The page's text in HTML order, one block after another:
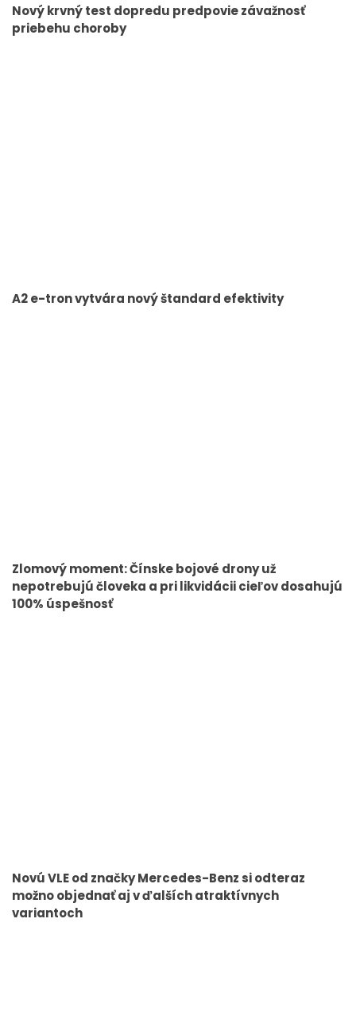
Nový krvný test dopredu predpovie závažnosť
priebehu choroby
A2 e-tron vytvára nový štandard efektivity
Zlomový moment: Čínske bojové drony už
nepotrebujú človeka a pri likvidácii cieľov dosahujú
100% úspešnosť
Novú VLE od značky Mercedes-Benz si odteraz
možno objednať aj v ďalších atraktívnych
variantoch